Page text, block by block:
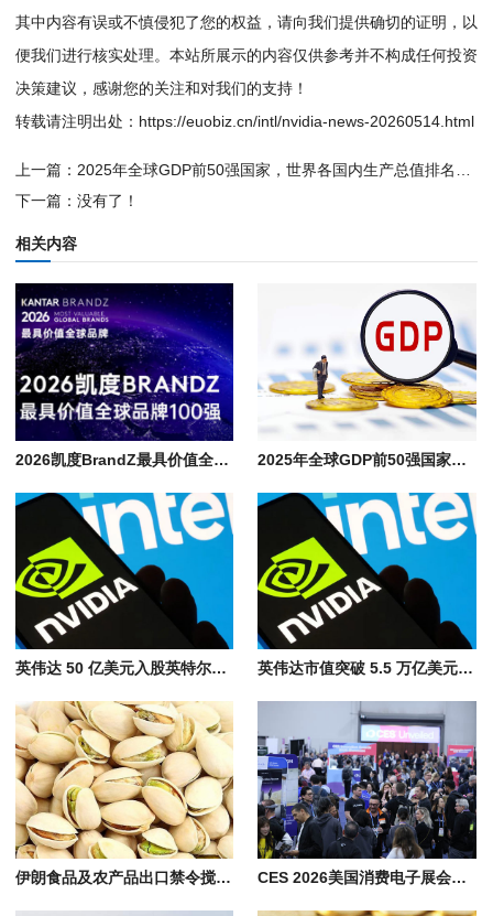
其中内容有误或不慎侵犯了您的权益，请向我们提供确切的证明，以
便我们进行核实处理。本站所展示的内容仅供参考并不构成任何投资
决策建议，感谢您的关注和对我们的支持！
转载请注明出处： https://euobiz.cn/intl/nvidia-news-20260514.html
上一篇： 2025年全球GDP前50强国家，世界各国内生产总值排名榜单与主要产业分布
下一篇：没有了！
相关内容
2026凯度BrandZ最具价值全球品牌100强排行榜单, 世界知名企业名录 2025年全球GDP前50强国家，世界各国内生产总值排名榜单与主要产业分布
英伟达 50 亿美元入股英特尔，双方携手进军 AI 市场 英伟达市值突破 5.5 万亿美元，超越德国2025年GDP，登顶全球企业之巅
伊朗食品及农产品出口禁令搅动全球市场，中亚与中国新疆迎替代机遇​ CES 2026美国消费电子展会看点: AI算力, 机器人, 无人驾驶, 智能家居科技盛宴